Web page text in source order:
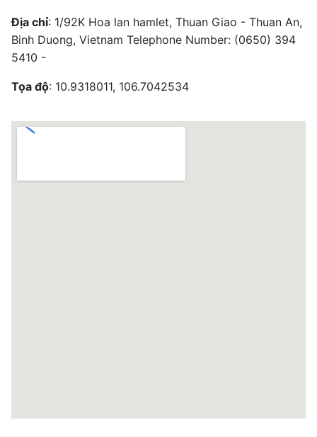
Địa chỉ: 1/92K Hoa lan hamlet, Thuan Giao - Thuan An,
Binh Duong, Vietnam Telephone Number: (0650) 394
5410 -
Tọa độ: 10.9318011, 106.7042534